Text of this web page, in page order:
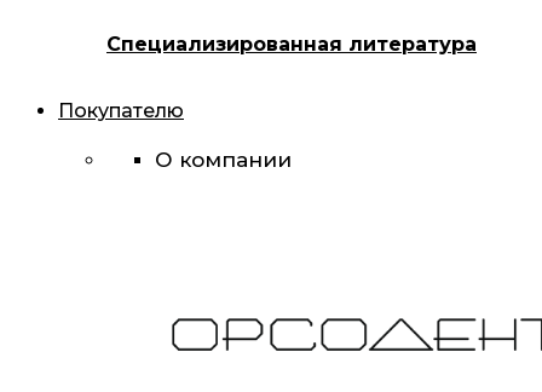
Специализированная литература
Покупателю
О компании